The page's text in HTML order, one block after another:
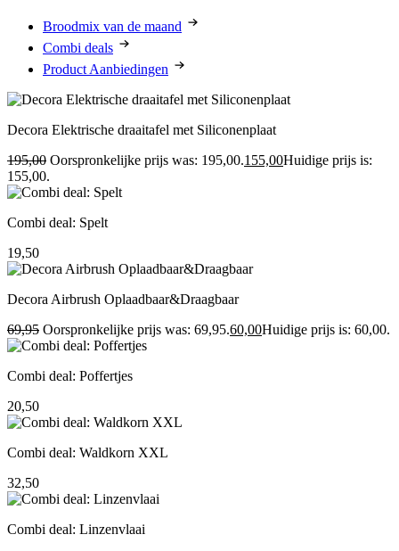
Broodmix van de maand
Combi deals
Product Aanbiedingen
Decora Elektrische draaitafel met Siliconenplaat
195,00 Oorspronkelijke prijs was: 195,00.155,00Huidige prijs is:
155,00.
Combi deal: Spelt
19,50
Decora Airbrush Oplaadbaar&Draagbaar
69,95 Oorspronkelijke prijs was: 69,95.60,00Huidige prijs is: 60,00.
Combi deal: Poffertjes
20,50
Combi deal: Waldkorn XXL
32,50
Combi deal: Linzenvlaai